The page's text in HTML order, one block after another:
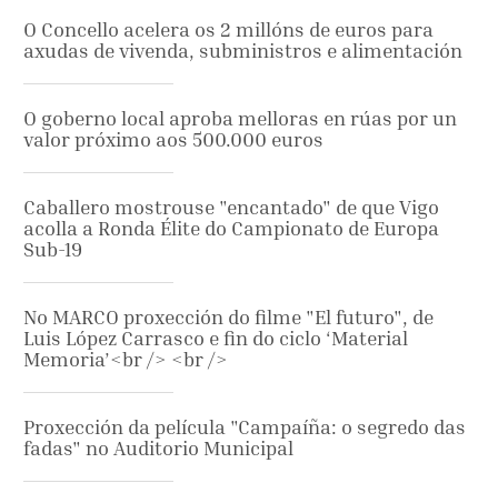
O Concello acelera os 2 millóns de euros para
axudas de vivenda, subministros e alimentación
O goberno local aproba melloras en rúas por un
valor próximo aos 500.000 euros
Caballero mostrouse "encantado" de que Vigo
acolla a Ronda Élite do Campionato de Europa
Sub-19
No MARCO proxección do filme "El futuro", de
Luis López Carrasco e fin do ciclo ‘Material
Memoria’<br /> <br />
Proxección da película "Campaíña: o segredo das
fadas" no Auditorio Municipal